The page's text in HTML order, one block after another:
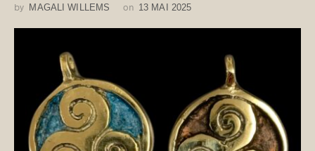
by MAGALI WILLEMS on 13 MAI 2025